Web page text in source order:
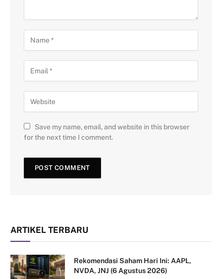
Save my name, email, and website in this browser
for the next time I comment.
ARTIKEL TERBARU
Rekomendasi Saham Hari Ini: AAPL,
NVDA, JNJ (6 Agustus 2026)